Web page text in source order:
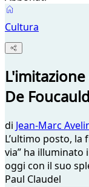
Cultura
De Foucauld
di Jean-Marc
L’ultimo posto, la
via” ha illuminato
oggi con il suo
Paul Claudel